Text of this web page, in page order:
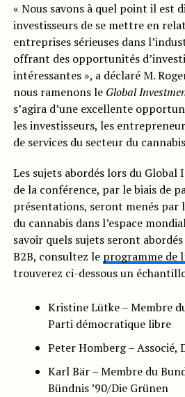
« Nous savons à quel point il est
investisseurs de se mettre en
entreprises sérieuses dans
offrant des opportunités
intéressantes », a déclaré M.
nous ramenons le Global
s’agira d’une excellente
les investisseurs, les
de services du secteur du
Les sujets abordés lors du
de la conférence, par le biais de
présentations, seront menés par
du cannabis dans l’espace
savoir quels sujets seront
B2B, consultez le programme de
trouverez ci-dessous un
Kristine Lütke – Membre
Parti démocratique libre
Peter Homberg – Associé,
Karl Bär – Membre du
Bündnis ’90/Die Grünen